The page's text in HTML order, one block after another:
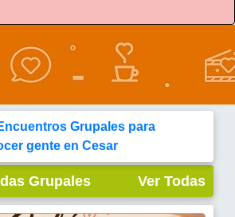
Grupales para
gente en Cesar
Grupales Ver Todas